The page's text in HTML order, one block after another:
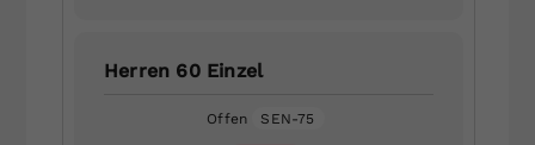
Herren 60 Einzel
Offen SEN-75